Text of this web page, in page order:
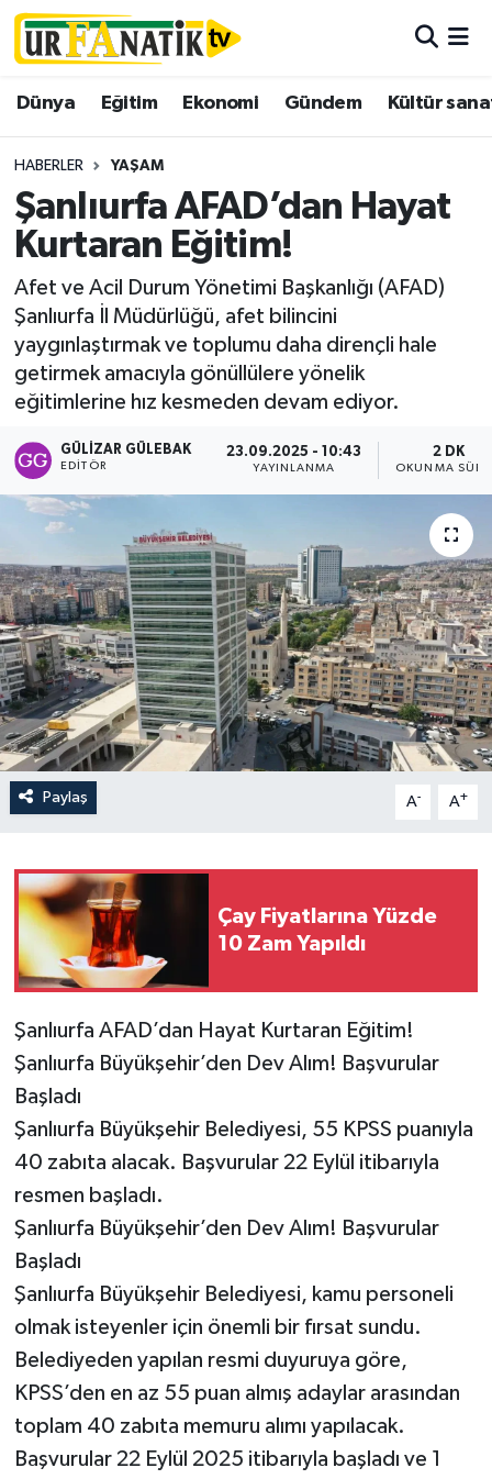
Dünya Eğitim Ekonomi Gündem Kültür
HABERLER YAŞAM
Şanlıurfa AFAD’dan Hayat
Kurtaran Eğitim!
Afet ve Acil Durum Yönetimi Başkanlığı (AFAD)
Şanlıurfa İl Müdürlüğü, afet bilincini
yaygınlaştırmak ve toplumu daha dirençli hale
getirmek amacıyla gönüllülere yönelik
eğitimlerine hız kesmeden devam ediyor.
GÜLIZAR GÜLEBAK
EDITÖR
23.09.2025 - 10:43
YAYINLANMA
2 DK
OKUNMA
Paylaş A- A+
Çay Fiyatlarına Yüzde
10 Zam Yapıldı
Şanlıurfa AFAD’dan Hayat Kurtaran Eğitim!
Şanlıurfa Büyükşehir’den Dev Alım! Başvurular
Başladı
Şanlıurfa Büyükşehir Belediyesi, 55 KPSS puanıyla
40 zabıta alacak. Başvurular 22 Eylül itibarıyla
resmen başladı.
Şanlıurfa Büyükşehir’den Dev Alım! Başvurular
Başladı
Şanlıurfa Büyükşehir Belediyesi, kamu personeli
olmak isteyenler için önemli bir fırsat sundu.
Belediyeden yapılan resmi duyuruya göre,
KPSS’den en az 55 puan almış adaylar arasından
toplam 40 zabıta memuru alımı yapılacak.
Başvurular 22 Eylül 2025 itibarıyla başladı ve 1
Trafik Durumu
Süper Lig Puan Durumu ve Fikstür
Tüm Manşetler
Son Dakika Haberleri
Haber Arşivi